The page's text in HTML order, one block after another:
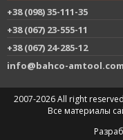
+38 (098) 35-111-35
+38 (067) 23-555-11
+38 (067) 24-285-12
info@bahco-
2007-2026 All right
Все материалы